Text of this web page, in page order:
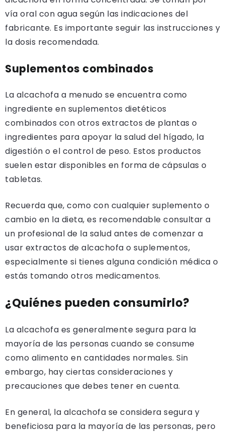
vía oral con agua según las indicaciones del
fabricante. Es importante seguir las instrucciones y
la dosis recomendada.
Suplementos combinados
La alcachofa a menudo se encuentra como
ingrediente en suplementos dietéticos
combinados con otros extractos de plantas o
ingredientes para apoyar la salud del hígado, la
digestión o el control de peso. Estos productos
suelen estar disponibles en forma de cápsulas o
tabletas.
Recuerda que, como con cualquier suplemento o
cambio en la dieta, es recomendable consultar a
un profesional de la salud antes de comenzar a
usar extractos de alcachofa o suplementos,
especialmente si tienes alguna condición médica o
estás tomando otros medicamentos.
¿Quiénes pueden consumirlo?
La alcachofa es generalmente segura para la
mayoría de las personas cuando se consume
como alimento en cantidades normales. Sin
embargo, hay ciertas consideraciones y
precauciones que debes tener en cuenta.
En general, la alcachofa se considera segura y
beneficiosa para la mayoría de las personas, pero